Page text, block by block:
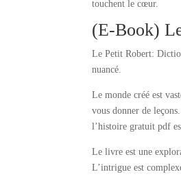
touchent le cœur.
(E-Book)
Le Petit Robert:
nuancé.
Le monde créé est
vous donner de
l’histoire gratuit pdf
Le livre est une
L’intrigue est